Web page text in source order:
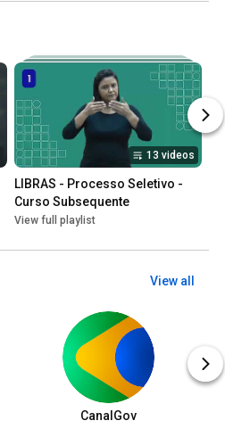
13 videos
LIBRAS - Processo Seletivo -
Curso Subsequente
View full playlist
View all
CanalGov